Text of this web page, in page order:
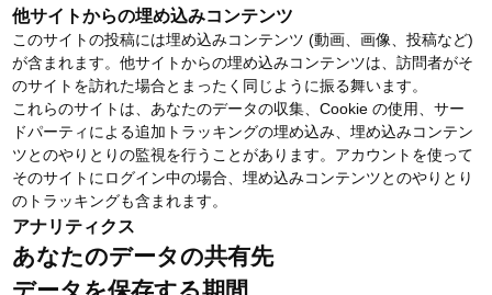
他サイトからの埋め込みコンテンツ
このサイトの投稿には埋め込みコンテンツ (動画、画像、投稿など)
が含まれます。他サイトからの埋め込みコンテンツは、訪問者がそ
のサイトを訪れた場合とまったく同じように振る舞います。
これらのサイトは、あなたのデータの収集、Cookie の使用、サー
ドパーティによる追加トラッキングの埋め込み、埋め込みコンテン
ツとのやりとりの監視を行うことがあります。アカウントを使って
そのサイトにログイン中の場合、埋め込みコンテンツとのやりとり
のトラッキングも含まれます。
アナリティクス
あなたのデータの共有先